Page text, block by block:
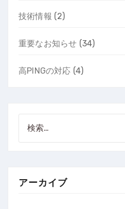
技術情報 (2)
重要なお知らせ (34)
高PINGの対応 (4)
アーカイブ